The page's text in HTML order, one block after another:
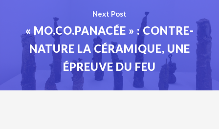
Next Post
« MO.CO.PANACÉE » : CONTRE-
NATURE LA CÉRAMIQUE, UNE
ÉPREUVE DU FEU